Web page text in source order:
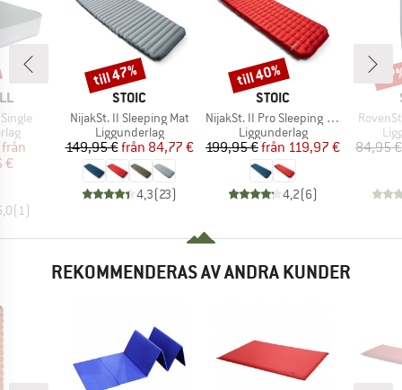
pris
från
€
(1 )
VARUMÄRKE
STOIC
Produkter
NijakSt. II Sleeping Mat
Produktgrupp
Liggunderlag
Pris
149,95 € Reducerat pris
från 84,77 €
4,3(23)
Rabatt
till 47%
VARUMÄRKE
STOIC
Produkter
NijakSt. II Pro Sleeping Mat
Produktgrupp
Liggunderlag
Pris
199,95 € Reducerat pris
från 119,97 €
4,2(6)
Rabatt
till 40%
84,95 €
REKOMMENDERAS AV ANDRA KUNDER